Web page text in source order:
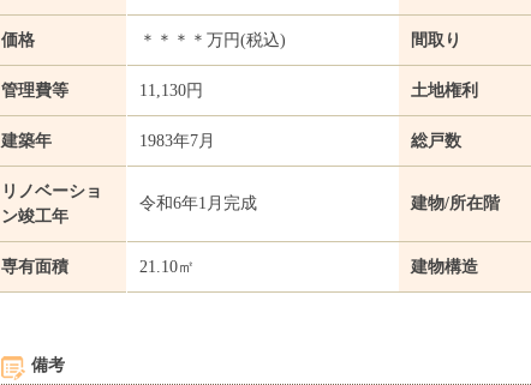
価格 ＊＊＊＊万円(税込) 間取り
管理費等 11,130円 土地権利
建築年 1983年7月 総戸数
リノベーショ
ン竣工年
令和6年1月完成 建物/所在階
専有面積 21.10㎡ 建物構造
備考